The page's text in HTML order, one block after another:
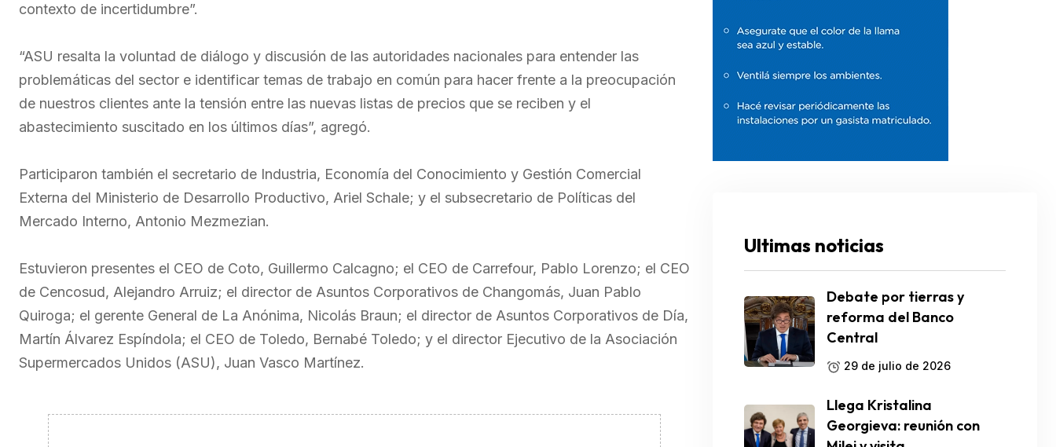
contexto de incertidumbre”.
“ASU resalta la voluntad de diálogo y discusión de las autoridades nacionales para entender las
problemáticas del sector e identificar temas de trabajo en común para hacer frente a la preocupación
de nuestros clientes ante la tensión entre las nuevas listas de precios que se reciben y el
abastecimiento suscitado en los últimos días”, agregó.
Participaron también el secretario de Industria, Economía del Conocimiento y Gestión Comercial
Externa del Ministerio de Desarrollo Productivo, Ariel Schale; y el subsecretario de Políticas del
Mercado Interno, Antonio Mezmezian.
Estuvieron presentes el CEO de Coto, Guillermo Calcagno; el CEO de Carrefour, Pablo Lorenzo; el CEO
de Cencosud, Alejandro Arruiz; el director de Asuntos Corporativos de Changomás, Juan Pablo
Quiroga; el gerente General de La Anónima, Nicolás Braun; el director de Asuntos Corporativos de Día,
Martín Álvarez Espíndola; el CEO de Toledo, Bernabé Toledo; y el director Ejecutivo de la Asociación
Supermercados Unidos (ASU), Juan Vasco Martínez.
Ultimas noticias
Debate por tierras y
reforma del Banco
Central
29 de julio de 2026
Llega Kristalina
Georgieva: reunión con